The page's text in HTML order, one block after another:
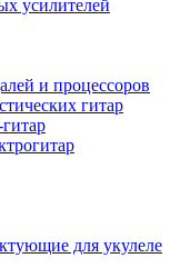
усилителей
и процессоров
гитар
для укулеле